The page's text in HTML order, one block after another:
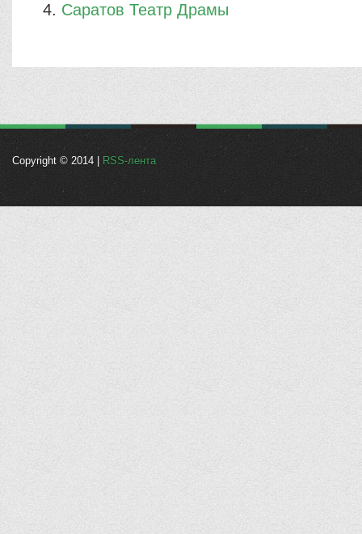
Саратов Театр Драмы
Copyright © 2014 | RSS-лента